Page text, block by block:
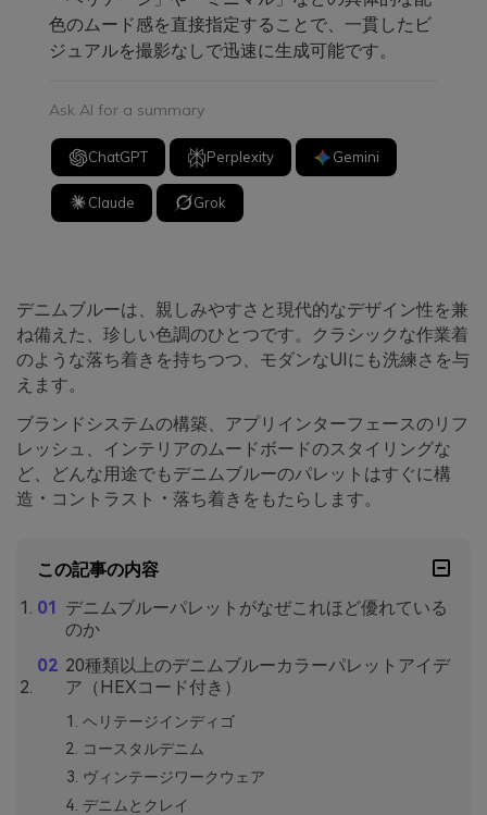
色のムード感を直接指定することで、一貫したビ
ジュアルを撮影なしで迅速に生成可能です。
Ask AI for a summary
ChatGPT Perplexity Gemini
Claude Grok
デニムブルーは、親しみやすさと現代的なデザイン性を兼
ね備えた、珍しい色調のひとつです。クラシックな作業着
のような落ち着きを持ちつつ、モダンなUIにも洗練さを与
えます。
ブランドシステムの構築、アプリインターフェースのリフ
レッシュ、インテリアのムードボードのスタイリングな
ど、どんな用途でもデニムブルーのパレットはすぐに構
造・コントラスト・落ち着きをもたらします。
この記事の内容
デニムブルーパレットがなぜこれほど優れている
のか
20種類以上のデニムブルーカラーパレットアイデ
ア（HEXコード付き）
ヘリテージインディゴ
コースタルデニム
ヴィンテージワークウェア
デニムとクレイ